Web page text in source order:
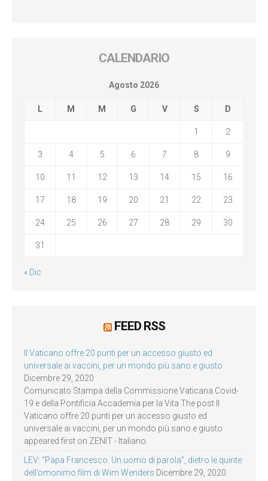
CALENDARIO
Agosto 2026
L M M G V S D
1 2
3 4 5 6 7 8 9
10 11 12 13 14 15 16
17 18 19 20 21 22 23
24 25 26 27 28 29 30
31
« Dic
FEED RSS
Il Vaticano offre 20 punti per un accesso giusto ed
universale ai vaccini, per un mondo più sano e giusto
Dicembre 29, 2020
Comunicato Stampa della Commissione Vaticana Covid-
19 e della Pontificia Accademia per la Vita The post Il
Vaticano offre 20 punti per un accesso giusto ed
universale ai vaccini, per un mondo più sano e giusto
appeared first on ZENIT - Italiano.
LEV: “Papa Francesco. Un uomo di parola”, dietro le quinte
dell’omonimo film di Wim Wenders Dicembre 29, 2020